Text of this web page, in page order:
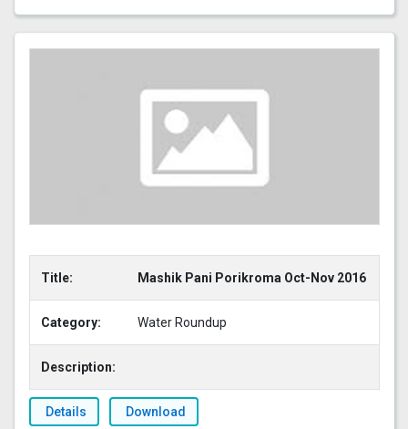
Title: Mashik Pani Porikroma Oct-Nov 2016
Category: Water Roundup
Description:
Details Download